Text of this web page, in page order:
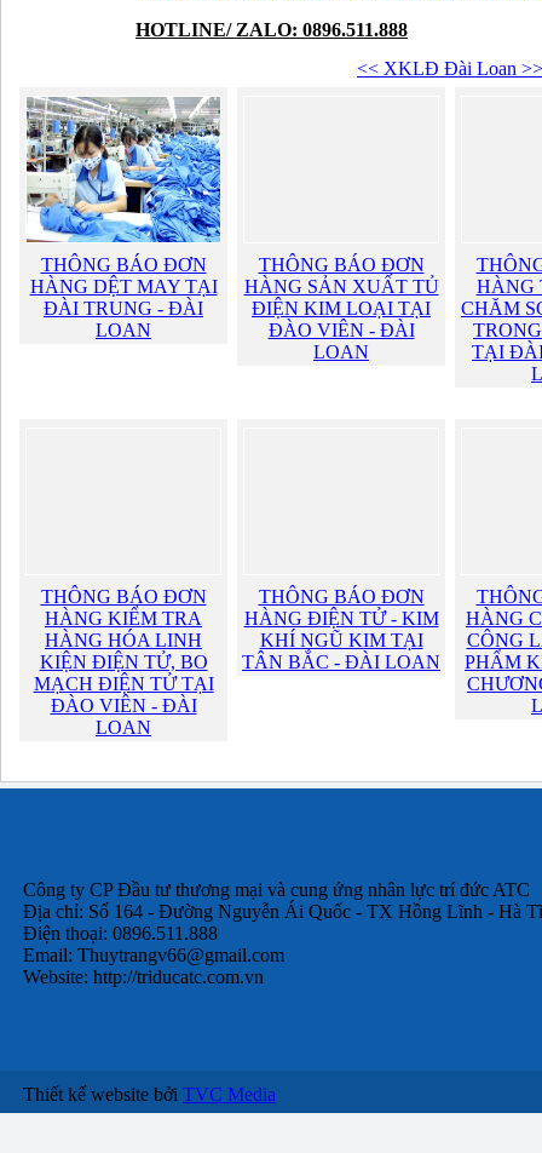
HOTLINE/ ZALO: 0896.511.888
<< XKLĐ Đài Loan >>
THÔNG BÁO ĐƠN
HÀNG DỆT MAY TẠI
ĐÀI TRUNG - ĐÀI
LOAN
THÔNG BÁO ĐƠN
HÀNG SẢN XUẤT TỦ
ĐIỆN KIM LOẠI TẠI
ĐÀO VIÊN - ĐÀI
LOAN
HÀNG
CHĂM
TẠI
THÔNG BÁO ĐƠN
HÀNG KIỂM TRA
HÀNG HÓA LINH
KIỆN ĐIỆN TỬ, BO
MẠCH ĐIỆN TỬ TẠI
ĐÀO VIÊN - ĐÀI
LOAN
THÔNG BÁO ĐƠN
HÀNG ĐIỆN TỬ - KIM
KHÍ NGŨ KIM TẠI
TÂN BẮC - ĐÀI LOAN
HÀNG
CÔNG
PHẨM
Công ty CP Đầu tư thương mại và cung ứng nhân lực trí đức ATC
Địa chỉ: Số 164 - Đường Nguyễn Ái Quốc - TX Hồng Lĩnh - Hà
Điện thoại: 0896.511.888
Email: Thuytrangv66@gmail.com
Website: http://triducatc.com.vn
Thiết kế website bởi TVC Media